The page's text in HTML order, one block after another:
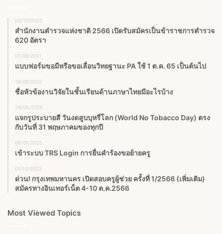
09/10/2023
สำนักงานตำรวจแห่งชาติ 2566 เปิดรับสมัครเป็นข้าราชการตำรวจ
620 อัตรา
01/08/2021
แบบฟอร์มขอมีหรือขอเลื่อนวิทยฐานะ PA ใช้ 1 ต.ค. 65 เป็นต้นไป
18/09/2025
ชื่อหัวข้องานวิจัยในชั้นเรียนด้านภาษาไทยมีอะไรบ้าง
29/05/2025
แจกรูประบายสี วันงดสูบบุหรี่โลก (World No Tobacco Day) ตรง
กับวันที่ 31 พฤษภาคมของทุกปี
08/01/2025
เข้าระบบ TRS Login การยื่นคำร้องขอย้ายครู
01/10/2023
ด่วน! กรุงเทพมหานคร เปิดสอบครูผู้ช่วย ครั้งที่ 1/2566 (เพิ่มเติม)
สมัครทางอินเทอร์เน็ต 4-10 ต.ค.2566
Most Viewed Topics